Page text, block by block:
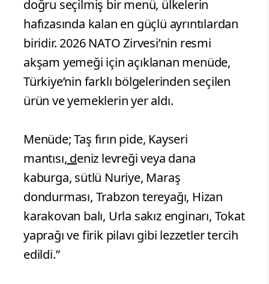
doğru seçilmiş bir menü, ülkelerin
hafızasında kalan en güçlü ayrıntılardan
biridir. 2026 NATO Zirvesi’nin resmi
akşam yemeği için açıklanan menüde,
Türkiye’nin farklı bölgelerinden seçilen
ürün ve yemeklerin yer aldı.
Menüde; Taş fırın pide, Kayseri
mantısı, deniz levreği veya dana
kaburga, sütlü Nuriye, Maraş
dondurması, Trabzon tereyağı, Hizan
karakovan balı, Urla sakız enginarı, Tokat
yaprağı ve firik pilavı gibi lezzetler tercih
edildi.”